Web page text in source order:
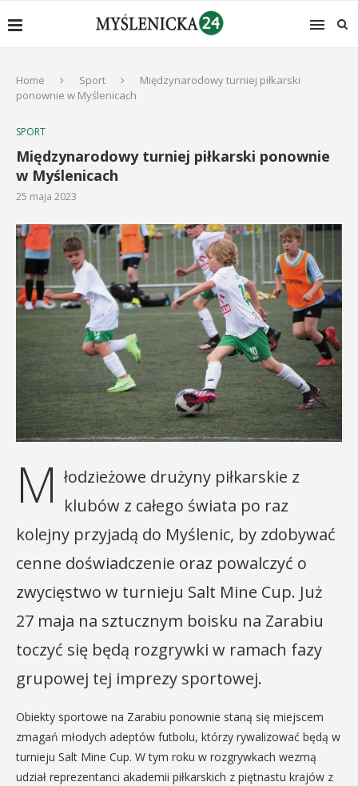
Home Sport
Międzynarodowy turniej piłkarski
ponownie w Myślenicach
SPORT
Międzynarodowy turniej piłkarski ponownie
w Myślenicach
25 maja 2023
M łodzieżowe drużyny piłkarskie z
klubów z całego świata po raz
kolejny przyjadą do Myślenic, by zdobywać
cenne doświadczenie oraz powalczyć o
zwycięstwo w turnieju Salt Mine Cup. Już
27 maja na sztucznym boisku na Zarabiu
toczyć się będą rozgrywki w ramach fazy
grupowej tej imprezy sportowej.
Obiekty sportowe na Zarabiu ponownie staną się miejscem
zmagań młodych adeptów futbolu, którzy rywalizować będą w
turnieju Salt Mine Cup. W tym roku w rozgrywkach wezmą
udział reprezentanci akademii piłkarskich z piętnastu krajów z